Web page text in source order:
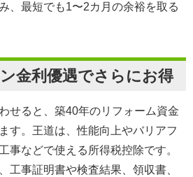
、 最短でも1〜2カ月の余裕を取る
金利優遇でさらにお得
せると、築40年のリフォーム資金
す。王道は、性能向上やバリアフ
事などで使える 所得税控除です。
工事証明書や検査結果、領収書、